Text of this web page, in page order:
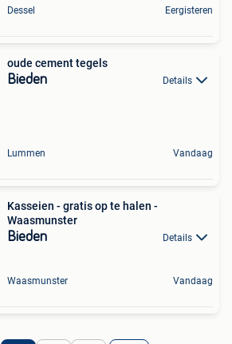
Dessel Eergisteren
oude cement tegels
Bieden Details
Lummen Vandaag
Kasseien - gratis op te halen -
Waasmunster
Bieden Details
Waasmunster Vandaag